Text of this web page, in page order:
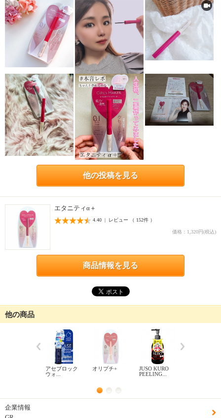
他の投稿を見る
エタニティα＋
4.40 | レビュー （ 152件 ）
価格：1,320円(税込)
商品情報を見る
他の商品
アセブロック
ウォ...
オリプチ+
JUSO KURO
PEELING...
企業情報